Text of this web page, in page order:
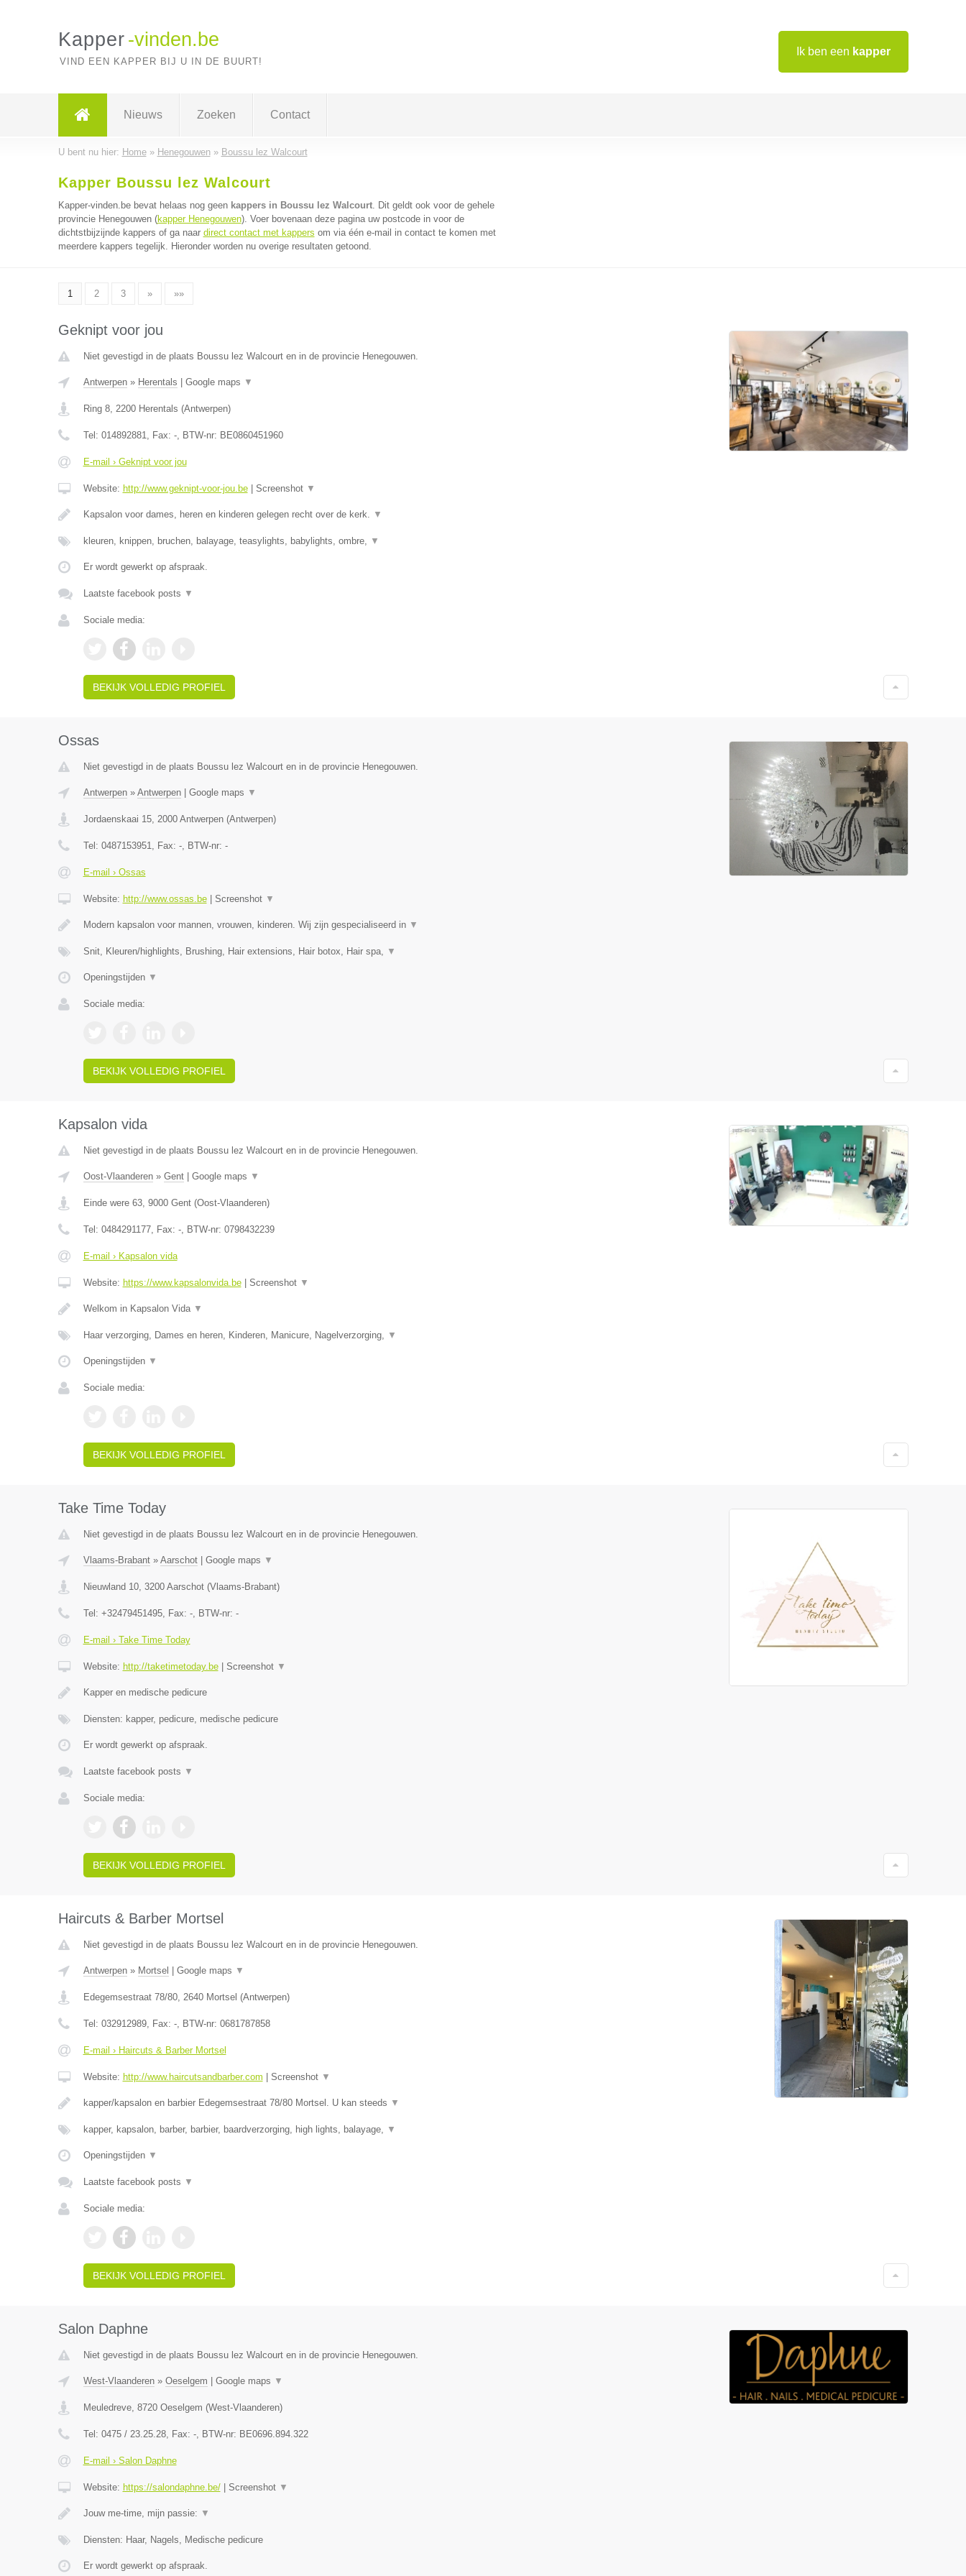
Ik ben een kapper
Kapper -vinden.be
VIND EEN KAPPER BIJ U IN DE BUURT!
Nieuws Zoeken Contact
U bent nu hier: Home» Henegouwen» Boussu lez Walcourt
Kapper Boussu lez Walcourt
Kapper-vinden.be bevat helaas nog geen kappers in Boussu lez Walcourt. Dit geldt ook voor de gehele
provincie Henegouwen (kapper Henegouwen). Voer bovenaan deze pagina uw postcode in voor de
dichtstbijzijnde kappers of ga naar direct contact met kappers om via één e-mail in contact te komen met
meerdere kappers tegelijk. Hieronder worden nu overige resultaten getoond.
1 2 3 » »»
Geknipt voor jou
Niet gevestigd in de plaats Boussu lez Walcourt en in de provincie Henegouwen.
Antwerpen» Herentals Google maps ▼
Ring 8, 2200 Herentals (Antwerpen)
Tel: 014892881, Fax: -, BTW-nr: BE0860451960
E-mail › Geknipt voor jou
Website: http://www.geknipt-voor-jou.be| Screenshot ▼
Kapsalon voor dames, heren en kinderen gelegen recht over de kerk. ▼
kleuren, knippen, bruchen, balayage, teasylights, babylights, ombre, ▼
Er wordt gewerkt op afspraak.
Laatste facebook posts ▼
Sociale media:
BEKIJK VOLLEDIG PROFIEL
Ossas
Niet gevestigd in de plaats Boussu lez Walcourt en in de provincie Henegouwen.
Antwerpen» Antwerpen| Google maps ▼
Jordaenskaai 15, 2000 Antwerpen(Antwerpen)
Tel: 0487153951, Fax: -, BTW-nr: -
E-mail › Ossas
Website: http://www.ossas.be| Screenshot ▼
Modern kapsalon voor mannen, vrouwen, kinderen. Wij zijn gespecialiseerd in ▼
Snit, Kleuren/highlights, Brushing, Hair extensions, Hair botox, Hair spa, ▼
Openingstijden ▼
Sociale media:
BEKIJK VOLLEDIG PROFIEL
Kapsalon vida
Niet gevestigd in de plaats Boussu lez Walcourt en in de provincie Henegouwen.
Oost-Vlaanderen» Gent| Google maps ▼
Einde were 63, 9000 Gent(Oost-Vlaanderen)
Tel: 0484291177, Fax: -, BTW-nr: 0798432239
E-mail › Kapsalon vida
Website: https://www.kapsalonvida.be| Screenshot ▼
Welkom in Kapsalon Vida ▼
Haar verzorging, Dames en heren, Kinderen, Manicure, Nagelverzorging, ▼
Openingstijden ▼
Sociale media:
BEKIJK VOLLEDIG PROFIEL
Take Time Today
Niet gevestigd in de plaats Boussu lez Walcourt en in de provincie Henegouwen.
Vlaams-Brabant» Aarschot| Google maps ▼
Nieuwland 10, 3200 Aarschot(Vlaams-Brabant)
Tel: +32479451495, Fax: -, BTW-nr: -
E-mail › Take Time Today
Website: http://taketimetoday.be| Screenshot ▼
Kapper en medische pedicure
Diensten: kapper, pedicure, medische pedicure
Er wordt gewerkt op afspraak.
Laatste facebook posts ▼
Sociale media:
BEKIJK VOLLEDIG PROFIEL
Haircuts & Barber Mortsel
Niet gevestigd in de plaats Boussu lez Walcourt en in de provincie Henegouwen.
Antwerpen» Mortsel Google maps ▼
Edegemsestraat 78/80, 2640 Mortsel (Antwerpen)
Tel: 032912989, Fax: -, BTW-nr: 0681787858
E-mail › Haircuts & Barber Mortsel
Website: http://www.haircutsandbarber.com Screenshot ▼
kapper/kapsalon en barbier Edegemsestraat 78/80 Mortsel. U kan steeds ▼
kapper, kapsalon, barber, barbier, baardverzorging, high lights, balayage, ▼
Openingstijden ▼
Laatste facebook posts ▼
Sociale media:
BEKIJK VOLLEDIG PROFIEL
Salon Daphne
Niet gevestigd in de plaats Boussu lez Walcourt en in de provincie Henegouwen.
West-Vlaanderen» Oeselgem Google maps ▼
Meuledreve, 8720 Oeselgem (West-Vlaanderen)
Tel: 0475 / 23.25.28, Fax: -, BTW-nr: BE0696.894.322
E-mail › Salon Daphne
Website: https://salondaphne.be/| Screenshot ▼
Jouw me-time, mijn passie: ▼
Diensten: Haar, Nagels, Medische pedicure
Er wordt gewerkt op afspraak.